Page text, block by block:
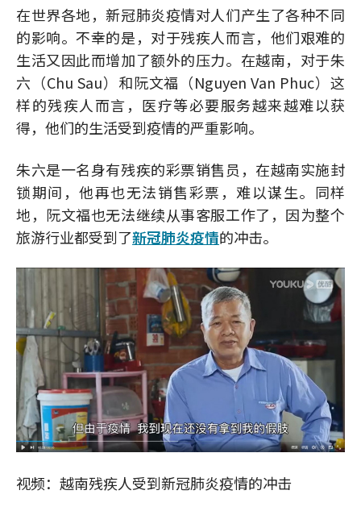
在世界各地，新冠肺炎疫情对人们产生了各种不同
的影响。不幸的是，对于残疾人而言，他们艰难的
生活又因此而增加了额外的压力。在越南，对于朱
六（Chu Sau）和阮文福（Nguyen Van Phuc）这
样的残疾人而言，医疗等必要服务越来越难以获
得，他们的生活受到疫情的严重影响。
朱六是一名身有残疾的彩票销售员，在越南实施封
锁期间，他再也无法销售彩票，难以谋生。同样
地，阮文福也无法继续从事客服工作了，因为整个
旅游行业都受到了新冠肺炎疫情的冲击。
视频：越南残疾人受到新冠肺炎疫情的冲击